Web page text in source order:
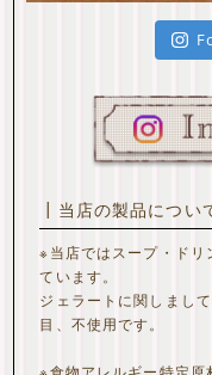
┃当店の製品につい
※当店ではスープ・ドリ
ています。
ジェラートに関しまし
目、不使用です。